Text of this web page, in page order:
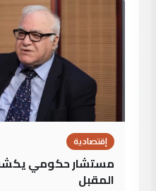
إقتصادية
مستشار حكومي
المقبل